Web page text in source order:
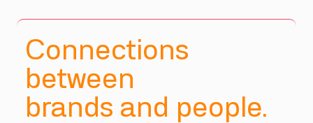
Connections
between
brands and people.